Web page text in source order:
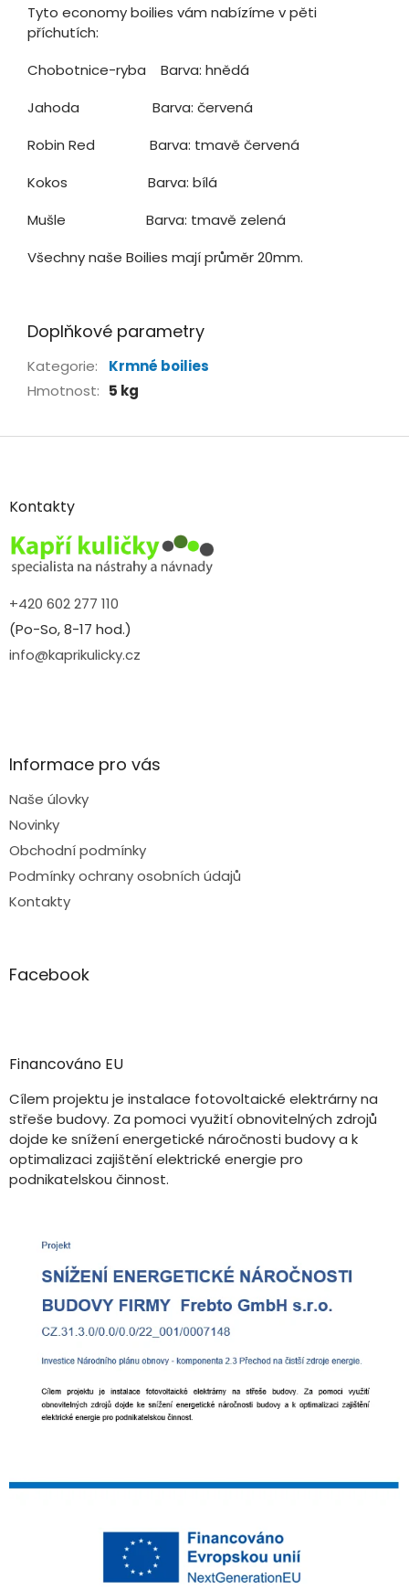
Tyto economy boilies vám nabízíme v pěti
příchutích:
Chobotnice-ryba Barva: hnědá
Jahoda Barva: červená
Robin Red Barva: tmavě červená
Kokos Barva: bílá
Mušle Barva: tmavě zelená
Všechny naše Boilies mají průměr 20mm.
Doplňkové parametry
Kategorie:
Krmné boilies
Hmotnost: 5 kg
Z
aKontakty
+420 602 277 110
(Po-So, 8-17 hod.)
info@kaprikulicky.cz
Informace pro vás
Naše úlovky
Novinky
Obchodní podmínky
Podmínky ochrany osobních údajů
Kontakty
Facebook
Financováno EU
Cílem projektu je instalace fotovoltaické elektrárny na
střeše budovy. Za pomoci využití obnovitelných zdrojů
dojde ke snížení energetické náročnosti budovy a k
optimalizaci zajištění elektrické energie pro
podnikatelskou činnost.